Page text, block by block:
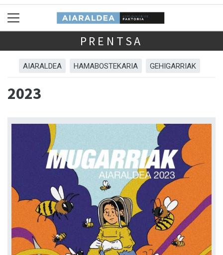
PRENTSA
AIARALDEA HAMABOSTEKARIA GEHIGARRIAK
2023